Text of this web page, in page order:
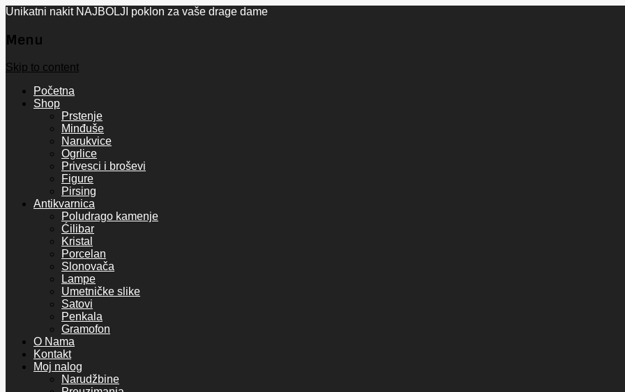
Unikatni nakit NAJBOLJI poklon za vaše drage dame
Menu
Skip to content
Početna
Shop
Prstenje
Minđuše
Narukvice
Ogrlice
Privesci i broševi
Figure
Pirsing
Antikvarnica
Poludrago kamenje
Ćilibar
Kristal
Porcelan
Slonovača
Lampe
Umetničke slike
Satovi
Penkala
Gramofon
O Nama
Kontakt
Moj nalog
Narudžbine